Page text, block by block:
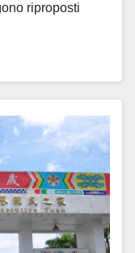
riproposti